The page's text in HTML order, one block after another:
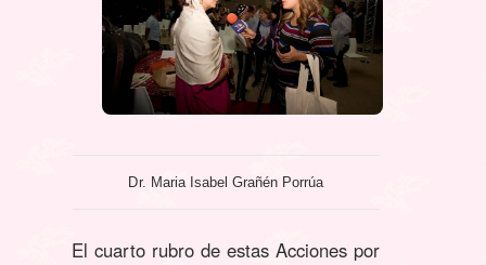
Dr. Maria Isabel Grañén Porrúa
El cuarto rubro de estas Acciones por